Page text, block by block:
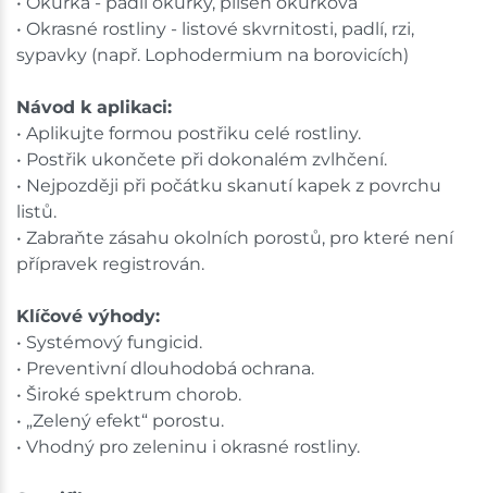
• Okrasné rostliny - listové skvrnitosti, padlí, rzi,
sypavky (např. Lophodermium na borovicích)
Návod k aplikaci:
• Aplikujte formou postřiku celé rostliny.
• Postřik ukončete při dokonalém zvlhčení.
• Nejpozději při počátku skanutí kapek z povrchu
listů.
• Zabraňte zásahu okolních porostů, pro které není
přípravek registrován.
Klíčové výhody:
• Systémový fungicid.
• Preventivní dlouhodobá ochrana.
• Široké spektrum chorob.
• „Zelený efekt“ porostu.
• Vhodný pro zeleninu i okrasné rostliny.